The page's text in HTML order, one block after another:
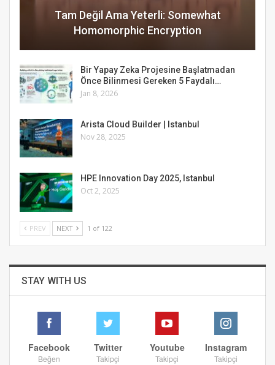
Tam Değil Ama Yeterli: Somewhat
Homomorphic Encryption
Bir Yapay Zeka Projesine Başlatmadan
Önce Bilinmesi Gereken 5 Faydalı…
Jan 8, 2026
Arista Cloud Builder | Istanbul
Nov 28, 2025
HPE Innovation Day 2025, Istanbul
Oct 2, 2025
PREV NEXT 1 of 122
STAY WITH US
Facebook
Beğen
Twitter
Takipçi
Youtube
Takipçi
Instagram
Takipçi